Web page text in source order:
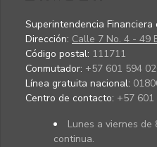
Superintendencia Financiera
Dirección: Calle 7 No. 4 - 49
Código postal: 111711
Conmutador: +57 601 594
Línea gratuita nacional:
Centro de contacto: +57
Lunes a viernes de
continua.